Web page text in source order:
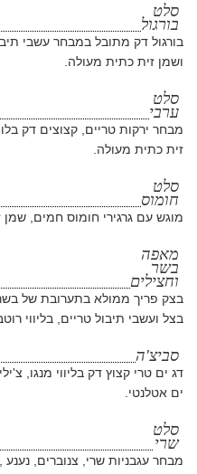
סלט
בורגול
בורגול דק מתובל במבחר עשבי
ושמן זית כתית מעולה.
סלט
ערבי
מבחר ירקות טריים, קצוצים דק
זית כתית מעולה.
סלט
חומוס
מוגש עם גרגירי חומוס חמים, שמן
מאפה
בשר
וחצילים
בצק פריך ממולא בתערובת של
בצל ועשבי תיבול טריים, בליווי
סביצ'ה
דג ים טרי קצוץ דק בליווי מנגו,
ים אטלנטי.
סלט
שרי
מבחר עגבניות שרי, צנוברים, נענע